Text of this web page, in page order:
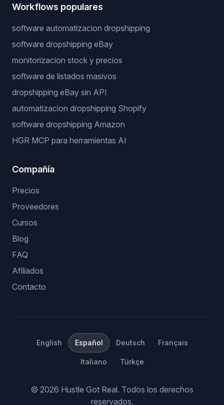
Workflows populares
software automatizacion dropshipping
software dropshipping eBay
monitorizacion stock y precios
software de listados masivos
dropshipping eBay sin API
automatizacion dropshipping Shopify
software dropshipping Amazon
HGR MCP para herramientas AI
Compañía
Precios
Proveedores
Cursos
Blog
FAQ
Afiliados
Contacto
English Español Deutsch Français
Italiano Türkçe
© 2026 Hustle Got Real. Todos los derechos
reservados.